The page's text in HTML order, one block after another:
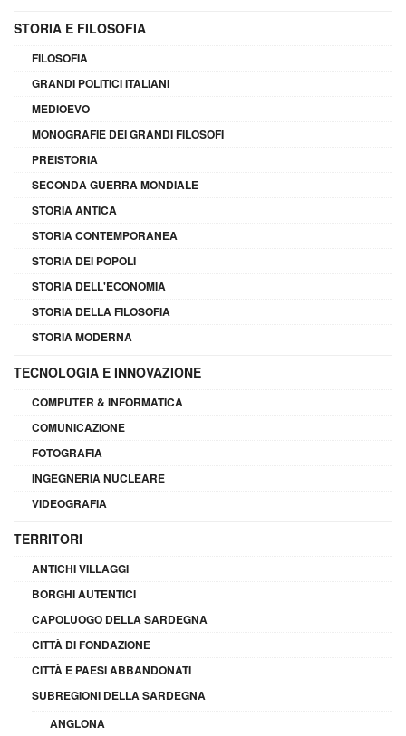
STORIA E FILOSOFIA
FILOSOFIA
GRANDI POLITICI ITALIANI
MEDIOEVO
MONOGRAFIE DEI GRANDI FILOSOFI
PREISTORIA
SECONDA GUERRA MONDIALE
STORIA ANTICA
STORIA CONTEMPORANEA
STORIA DEI POPOLI
STORIA DELL'ECONOMIA
STORIA DELLA FILOSOFIA
STORIA MODERNA
TECNOLOGIA E INNOVAZIONE
COMPUTER & INFORMATICA
COMUNICAZIONE
FOTOGRAFIA
INGEGNERIA NUCLEARE
VIDEOGRAFIA
TERRITORI
ANTICHI VILLAGGI
BORGHI AUTENTICI
CAPOLUOGO DELLA SARDEGNA
CITTÀ DI FONDAZIONE
CITTÀ E PAESI ABBANDONATI
SUBREGIONI DELLA SARDEGNA
ANGLONA